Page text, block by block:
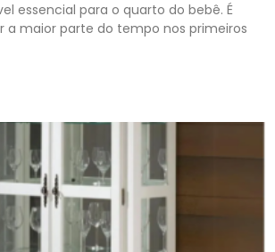
essencial para o quarto do bebê. É
a maior parte do tempo nos primeiros